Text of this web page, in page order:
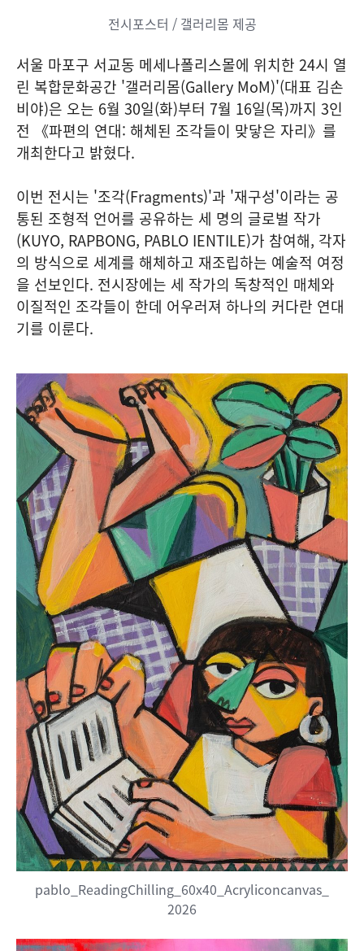
전시포스터 / 갤러리몸 제공
서울 마포구 서교동 메세나폴리스몰에 위치한 24시 열
린 복합문화공간 '갤러리몸(Gallery MoM)'(대표 김손
비야)은 오는 6월 30일(화)부터 7월 16일(목)까지 3인
전 《파편의 연대: 해체된 조각들이 맞닿은 자리》를
개최한다고 밝혔다.
이번 전시는 '조각(Fragments)'과 '재구성'이라는 공
통된 조형적 언어를 공유하는 세 명의 글로벌 작가
(KUYO, RAPBONG, PABLO IENTILE)가 참여해, 각자
의 방식으로 세계를 해체하고 재조립하는 예술적 여정
을 선보인다. 전시장에는 세 작가의 독창적인 매체와
이질적인 조각들이 한데 어우러져 하나의 커다란 연대
기를 이룬다.
pablo_ReadingChilling_60x40_Acryliconcanvas_
2026